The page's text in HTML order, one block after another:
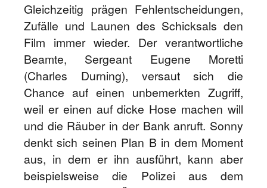
Gleichzeitig prägen Fehlentscheidungen,
Zufälle und Launen des Schicksals den
Film immer wieder. Der verantwortliche
Beamte, Sergeant Eugene Moretti
(Charles Durning), versaut sich die
Chance auf einen unbemerkten Zugriff,
weil er einen auf dicke Hose machen will
und die Räuber in der Bank anruft. Sonny
denkt sich seinen Plan B in dem Moment
aus, in dem er ihn ausführt, kann aber
beispielsweise die Polizei aus dem